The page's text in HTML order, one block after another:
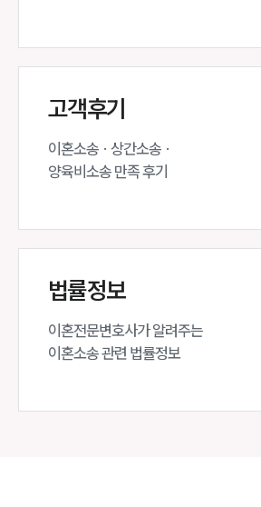
뉴스레터/브로슈어
세미나
대륜법률상담예약
고객후기
이혼소송 · 상간소송 ·
양육비소송 만족 후기
법률정보
이혼전문변호사가 알려주는
이혼소송 관련 법률정보